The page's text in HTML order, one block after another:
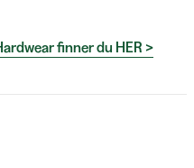
finner du HER >